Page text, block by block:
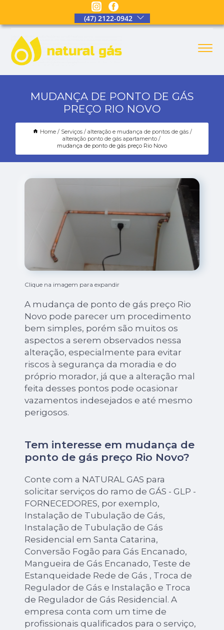
(47) 2122-0942
MUDANÇA DE PONTO DE GÁS
PREÇO RIO NOVO
Home Serviços
alteração e mudança de pontos de gás
alteração ponto de gás apartamento
mudança de ponto de gás preço Rio Novo
Clique na imagem para expandir
A mudança de ponto de gás preço Rio
Novo pode parecer um procedimento
bem simples, porém são muitos os
aspectos a serem observados nessa
alteração, especialmente para evitar
riscos à segurança da moradia e do
próprio morador, já que a alteração mal
feita desses pontos pode ocasionar
vazamentos indesejados e até mesmo
perigosos.
Tem interesse em mudança de
ponto de gás preço Rio Novo?
Conte com a NATURAL GAS para
solicitar serviços do ramo de GÁS - GLP -
FORNECEDORES, por exemplo,
Instalação de Tubulação de Gás,
Instalação de Tubulação de Gás
Residencial em Santa Catarina,
Conversão Fogão para Gás Encanado,
Mangueira de Gás Encanado, Teste de
Estanqueidade Rede de Gás , Troca de
Regulador de Gás e Instalação e Troca
de Regulador de Gás Residencial. A
empresa conta com um time de
profissionais qualificados para o serviço,